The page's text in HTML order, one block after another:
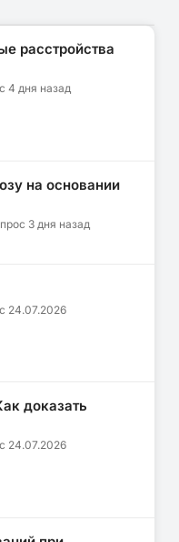
расстройства
4 дня назад
на основании
3 дня назад
24.07.2026
доказать
24.07.2026